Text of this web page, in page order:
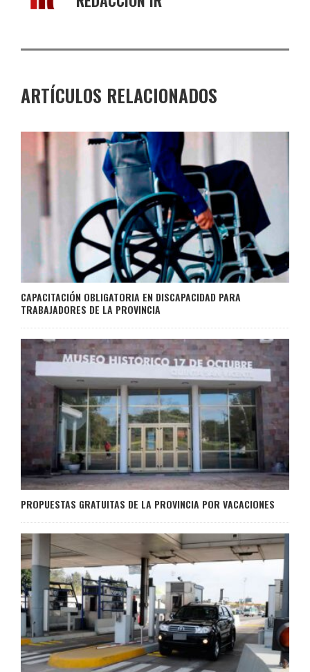
ARTÍCULOS RELACIONADOS
CAPACITACIÓN OBLIGATORIA EN DISCAPACIDAD PARA
TRABAJADORES DE LA PROVINCIA
PROPUESTAS GRATUITAS DE LA PROVINCIA POR VACACIONES